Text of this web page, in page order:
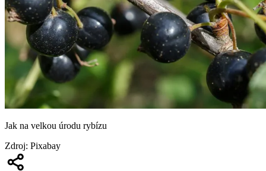
Jak na velkou úrodu rybízu
Zdroj: Pixabay